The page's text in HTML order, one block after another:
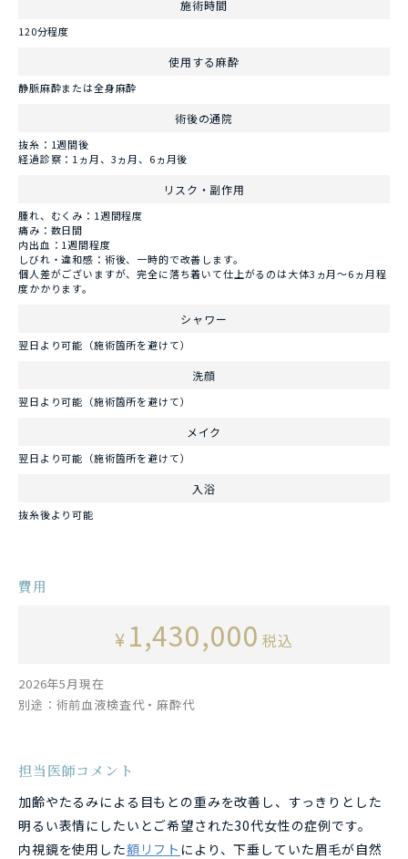
施術時間
120分程度
使用する麻酔
静脈麻酔または全身麻酔
術後の通院
抜糸：1週間後
経過診察：1ヵ月、3ヵ月、6ヵ月後
リスク・副作用
腫れ、むくみ：1週間程度
痛み：数日間
内出血：1週間程度
しびれ・違和感：術後、一時的で改善します。
個人差がございますが、完全に落ち着いて仕上がるのは大体3ヵ月～6ヵ月程
度かかります。
シャワー
翌日より可能（施術箇所を避けて）
洗顔
翌日より可能（施術箇所を避けて）
メイク
翌日より可能（施術箇所を避けて）
入浴
抜糸後より可能
費用
¥ 1,430,000 税込
2026年5月現在
別途：術前血液検査代・麻酔代
担当医師コメント
加齢やたるみによる目もとの重みを改善し、すっきりとした
明るい表情にしたいとご希望された30代女性の症例です。
内視鏡を使用した額リフト により、下垂していた眉毛が自然